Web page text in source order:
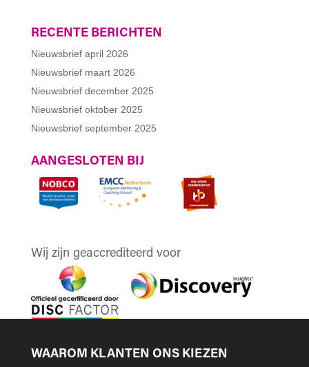
RECENTE BERICHTEN
Nieuwsbrief april 2026
Nieuwsbrief maart 2026
Nieuwsbrief december 2025
Nieuwsbrief oktober 2025
Nieuwsbrief september 2025
AANGESLOTEN BIJ
Wij zijn geaccrediteerd voor
WAAROM KLANTEN ONS KIEZEN